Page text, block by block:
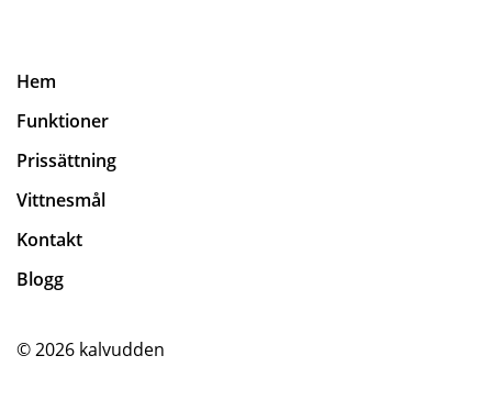
Hem
Funktioner
Prissättning
Vittnesmål
Kontakt
Blogg
© 2026 kalvudden